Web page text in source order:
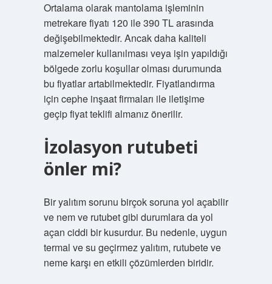
Ortalama olarak mantolama işleminin
metrekare fiyatı 120 ile 390 TL arasında
değişebilmektedir. Ancak daha kaliteli
malzemeler kullanılması veya işin yapıldığı
bölgede zorlu koşullar olması durumunda
bu fiyatlar artabilmektedir. Fiyatlandırma
için cephe inşaat firmaları ile iletişime
geçip fiyat teklifi almanız önerilir.
İzolasyon rutubeti
önler mi?
Bir yalıtım sorunu birçok soruna yol açabilir
ve nem ve rutubet gibi durumlara da yol
açan ciddi bir kusurdur. Bu nedenle, uygun
termal ve su geçirmez yalıtım, rutubete ve
neme karşı en etkili çözümlerden biridir.